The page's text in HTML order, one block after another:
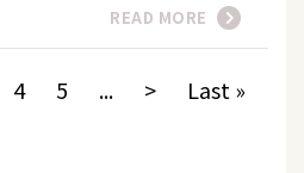
READ MORE
4 5 ... > Last »